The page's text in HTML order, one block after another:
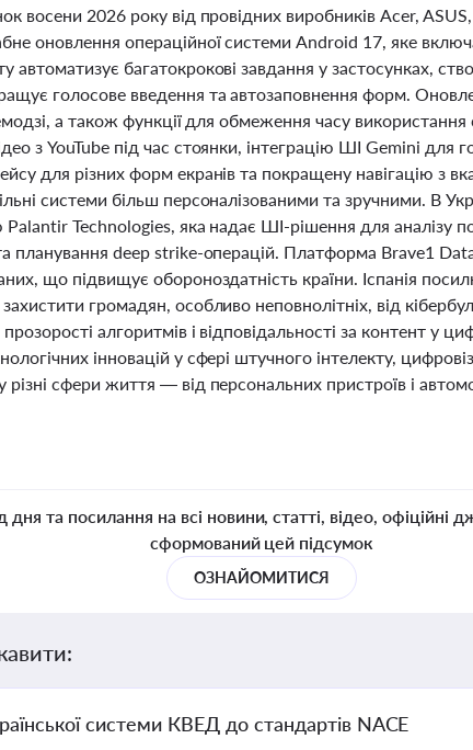
восени 2026 року від провідних виробників Acer,
оновлення операційної системи Android 17, яке
автоматизує багатокрокові завдання у застосунках,
голосове введення та автозаповнення форм.
а також функції для обмеження часу
з YouTube під час стоянки, інтеграцію ШІ Gemini для
для різних форм екранів та покращену навігацію з
системи більш персоналізованими та зручними. В
Technologies, яка надає ШІ-рішення для аналізу
планування deep strike-операцій. Платформа Brave1
що підвищує обороноздатність країни. Іспанія
громадян, особливо неповнолітніх, від
алгоритмів і відповідальності за контент у
інновацій у сфері штучного інтелекту,
сфери життя — від персональних пристроїв і
та посилання на всі новини, статті, відео, офіційні
сформований цей підсумок
ОЗНАЙОМИТИСЯ
системи КВЕД до стандартів NACE